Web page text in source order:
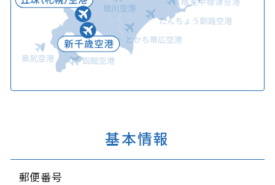
基本情報
郵便番号